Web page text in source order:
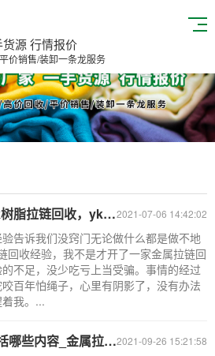
源 行情报价
价销售/装卸一条龙服务
2021-07-06 14:42:02
，ykk尼龙拉链回收公司
告诉我们没窍门无论做什么都是做不地
回收经验，我不是才开了一家金属拉链回
不足，没少吃亏上当受骗。事情的经过
百年怕绳子，心里有阴影了，没有办法
我。...
2021-09-26 15:21:58
容_金属拉链回收公司